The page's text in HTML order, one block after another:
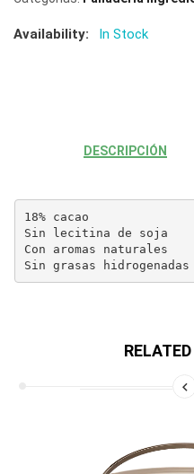
Availability: In Stock
DESCRIPCIÓN
18% cacao
Sin lecitina de soja
Con aromas naturales
Sin grasas hidrogenadas